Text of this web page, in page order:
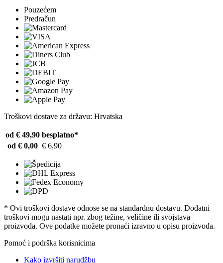
Pouzećem
Predračun
Troškovi dostave za državu: Hrvatska
od € 49,90 besplatno*
od € 0,00 € 6,90
* Ovi troškovi dostave odnose se na standardnu ​​dostavu. Dodatni
troškovi mogu nastati npr. zbog težine, veličine ili svojstava
proizvoda. Ove podatke možete pronaći izravno u opisu proizvoda.
Pomoć i podrška korisnicima
Kako izvršiti narudžbu